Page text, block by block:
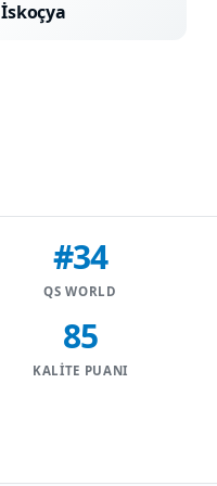
İskoçya
#34
QS WORLD
85
KALITE PUANI